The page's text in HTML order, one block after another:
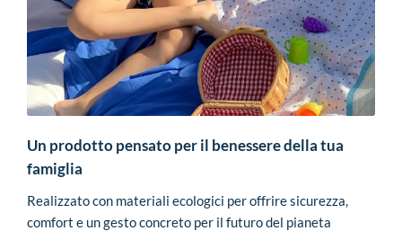
Un prodotto pensato per il benessere della tua
famiglia
Realizzato con materiali ecologici per offrire sicurezza,
comfort e un gesto concreto per il futuro del pianeta